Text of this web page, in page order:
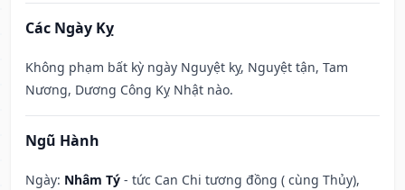
Các Ngày Kỵ
Không phạm bất kỳ ngày Nguyệt kỵ, Nguyệt tận, Tam
Nương, Dương Công Kỵ Nhật nào.
Ngũ Hành
Ngày: Nhâm Tý - tức Can Chi tương đồng ( cùng Thủy),